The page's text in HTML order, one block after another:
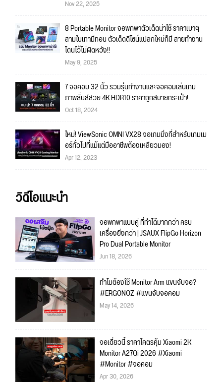
Nov 22, 2025
8 Portable Monitor จอพกพาตัวเด็ดน่าใช้ ราคาเบาๆ
สามใบเทามีทอน ตัวเด็ดดีไซน์แปลกใหม่ก็มี สายทำงาน
โดนไว้ไม่ผิดหวัง!!
May 9, 2025
7 จอคอม 32 นิ้ว รวมรุ่นทำงานและจอคอมเล่นเกม
ภาพลื่นสีสวย 4K HDR10 ราคาถูกสบายกระเป๋า!
Oct 18, 2024
ใหม่! ViewSonic OMNI VX28 จอเกมมิ่งที่สำหรับเกมเม
อร์ทั่วไปที่แม้แต่มืออาชีพต้องเหลียวมอง!
Apr 12, 2023
วิดีโอแนะนำ
จอพกพาแบบคู่ ที่ทำได้มากกว่า ครบ
เครื่องยิ่งกว่า | JSAUX FlipGo Horizon
Pro Dual Portable Monitor
Jun 18, 2026
ทำไมต้องใช้ Monitor Arm แขนจับจอ?
#ERGONOZ #แขนจับจอคอม
May 14, 2026
จอเดี๋ยวนี้ ราคาโคตรคุ้ม Xiaomi 2K
Monitor A27Qi 2026 #Xiaomi
#Monitor #จอคอม
Apr 30, 2026